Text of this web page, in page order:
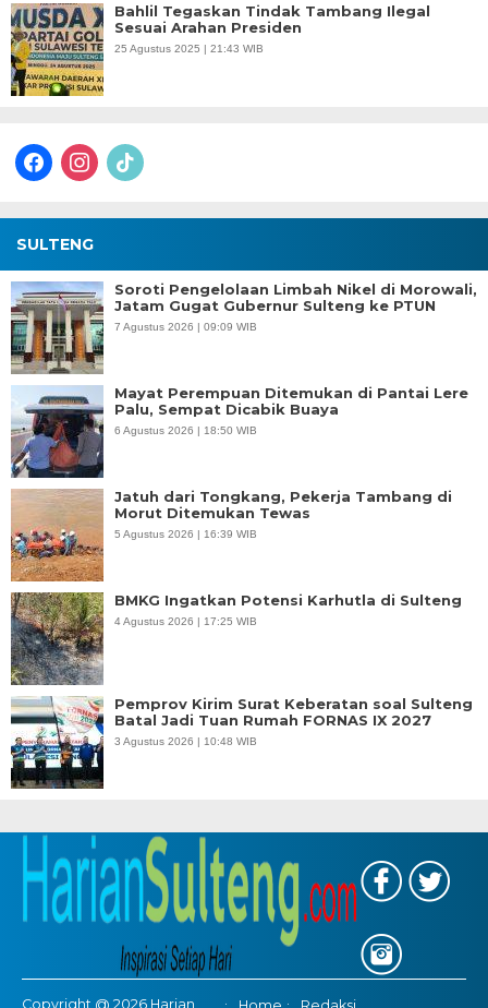
Bahlil Tegaskan Tindak Tambang Ilegal
Sesuai Arahan Presiden
25 Agustus 2025 | 21:43 WIB
facebookinstagram
tiktok
SULTENG
Soroti Pengelolaan Limbah Nikel di Morowali,
Jatam Gugat Gubernur Sulteng ke PTUN
7 Agustus 2026 | 09:09 WIB
Mayat Perempuan Ditemukan di Pantai Lere
Palu, Sempat Dicabik Buaya
6 Agustus 2026 | 18:50 WIB
Jatuh dari Tongkang, Pekerja Tambang di
Morut Ditemukan Tewas
5 Agustus 2026 | 16:39 WIB
BMKG Ingatkan Potensi Karhutla di Sulteng
4 Agustus 2026 | 17:25 WIB
Pemprov Kirim Surat Keberatan soal Sulteng
Batal Jadi Tuan Rumah FORNAS IX 2027
3 Agustus 2026 | 10:48 WIB
Copyright @ 2026 Harian